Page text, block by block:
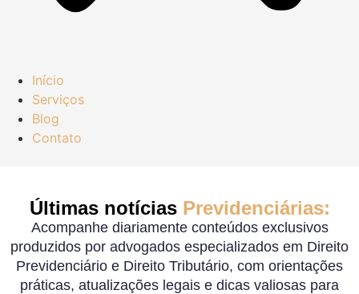
Início
Serviços
Blog
Contato
Últimas notícias Previdenciárias:
Acompanhe diariamente conteúdos exclusivos
produzidos por advogados especializados em Direito
Previdenciário e Direito Tributário, com orientações
práticas, atualizações legais e dicas valiosas para